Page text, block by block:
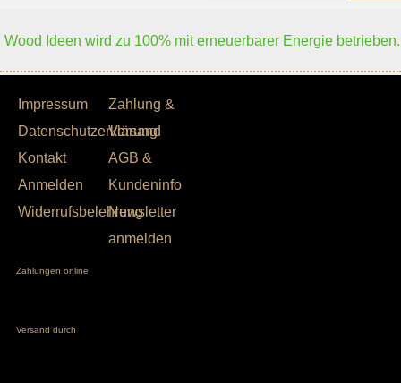
Wood Ideen wird zu 100% mit erneuerbarer Energie betrieben.
Impressum
Datenschutzerklärung
Kontakt
Anmelden
Widerrufsbelehrung
Zahlung &
Versand
AGB &
Kundeninfo
Newsletter
anmelden
Zahlungen online
Versand durch